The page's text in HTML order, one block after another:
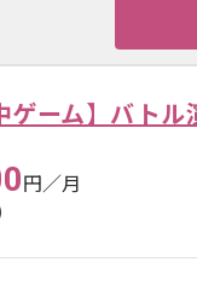
ゲーム】バト
円／月